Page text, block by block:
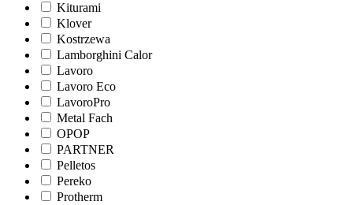
Kiturami
Klover
Kostrzewa
Lamborghini Calor
Lavoro
Lavoro Eco
LavoroPro
Metal Fach
OPOP
PARTNER
Pelletos
Pereko
Protherm